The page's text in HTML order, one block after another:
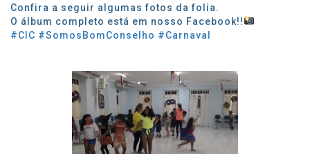
Confira a seguir algumas fotos da folia.
O álbum completo está em nosso Facebook!!
#CIC #SomosBomConselho #Carnaval